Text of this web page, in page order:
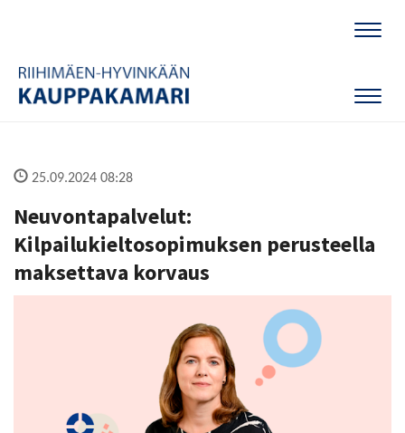
25.09.2024 08:28
Neuvontapalvelut:
Kilpailukieltosopimuksen perusteella
maksettava korvaus